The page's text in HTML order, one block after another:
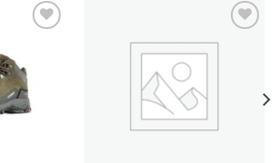
Add to
wishlist